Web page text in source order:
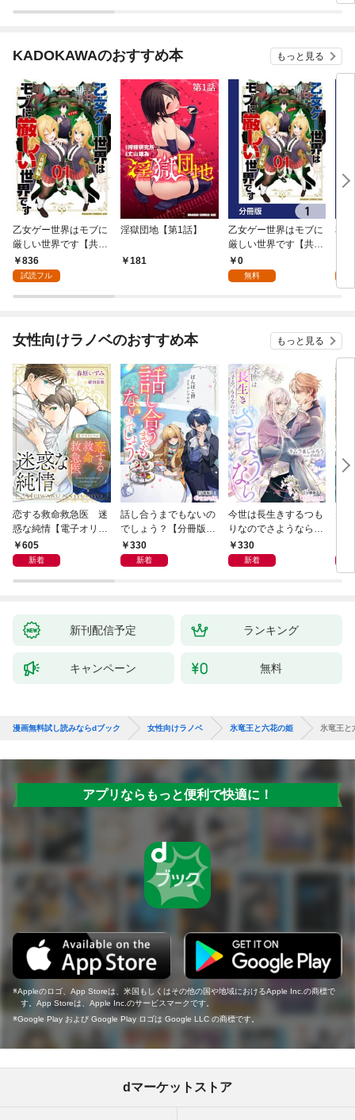
KADOKAWAのおすすめ本 もっと見る
乙女ゲー世界はモブに
厳しい世界です【共和
国編】 ０１
836
試読フル
淫獄団地【第1話】
181
乙女ゲー世界はモブに
厳しい世界です【共和
国編】【分冊版】 1
0
無料
私
を
版
女性向けラノベのおすすめ本 もっと見る
恋する救命救急医 迷
惑な純情【電子オリジ
ナル】
605
新着
話し合うまでもないの
でしょう？【分冊版】
1 330
新着
今世は長生きするつも
りなのでさようなら
【分冊版】1
330
新着
新刊配信予定 ランキング
キャンペーン 無料
漫画無料試し読みならdブック 女性向けラノベ 氷竜王と六花の姫 氷竜王と
アプリならもっと便利で快適に！
Appleのロゴ、App Storeは、米国もしくはその他の国や地域におけるApple Inc.の商標で
す。App Storeは、Apple Inc.のサービスマークです。
Google Play および Google Play ロゴは Google LLC の商標です。
dマーケットストア